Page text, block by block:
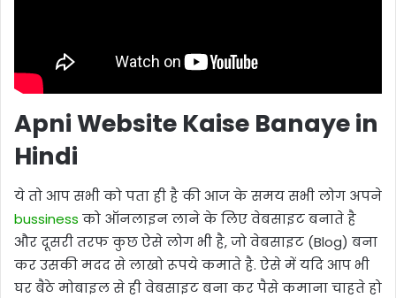
Apni Website Kaise Banaye in
Hindi
ये तो आप सभी को पता ही है की आज के समय सभी लोग अपने
bussiness को ऑनलाइन लाने के लिए वेबसाइट बनाते है
और दूसरी तरफ कुछ ऐसे लोग भी है, जो वेबसाइट (Blog) बना
कर उसकी मदद से लाखो रूपये कमाते है. ऐसे में यदि आप भी
घर बैठे मोबाइल से ही वेबसाइट बना कर पैसे कमाना चाहते हो